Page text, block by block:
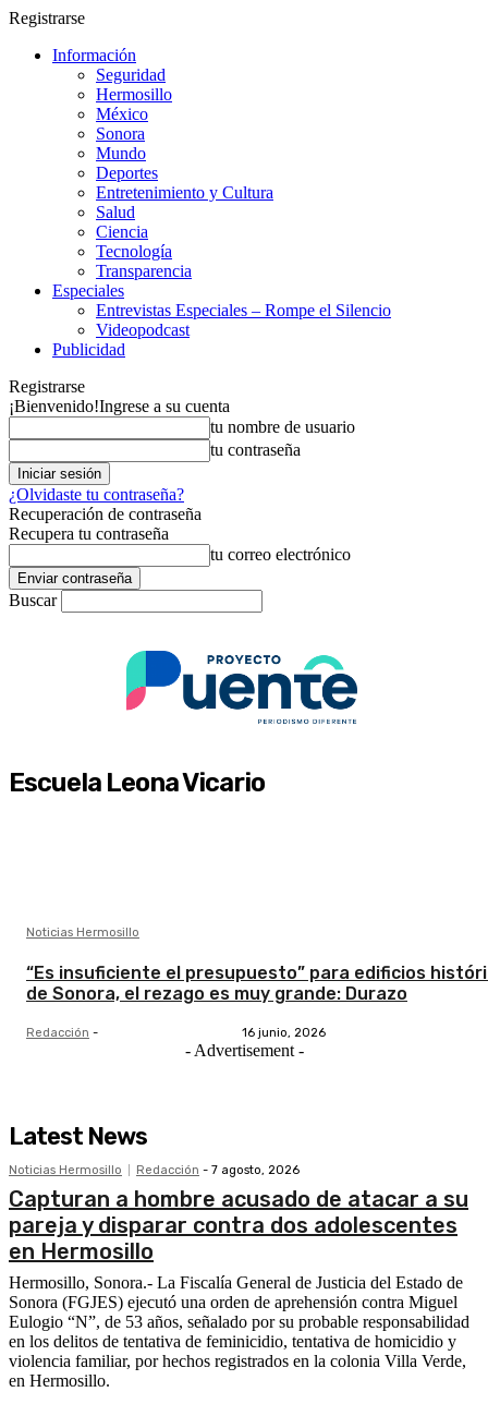
Registrarse
Información
Seguridad
Hermosillo
México
Sonora
Mundo
Deportes
Entretenimiento y Cultura
Salud
Ciencia
Tecnología
Transparencia
Especiales
Entrevistas Especiales – Rompe el Silencio
Videopodcast
Publicidad
Registrarse
¡Bienvenido!Ingrese a su cuenta
tu nombre de usuario
tu contraseña
¿Olvidaste tu contraseña?
Recuperación de contraseña
Recupera tu contraseña
tu correo electrónico
Buscar
Escuela Leona Vicario
Noticias Hermosillo
“Es insuficiente el presupuesto” para edificios
de Sonora, el rezago es muy grande: Durazo
Redacción - 16 junio, 2026
- Advertisement -
Latest News
Noticias Hermosillo Redacción - 7 agosto, 2026
Capturan a hombre acusado de atacar a su
pareja y disparar contra dos adolescentes
en Hermosillo
Hermosillo, Sonora.- La Fiscalía General de Justicia del Estado de
Sonora (FGJES) ejecutó una orden de aprehensión contra Miguel
Eulogio “N”, de 53 años, señalado por su probable responsabilidad
en los delitos de tentativa de feminicidio, tentativa de homicidio y
violencia familiar, por hechos registrados en la colonia Villa Verde,
en Hermosillo.